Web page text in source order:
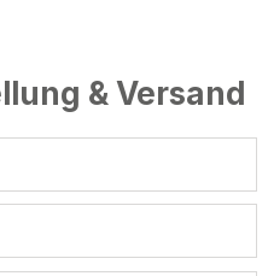
& Versand